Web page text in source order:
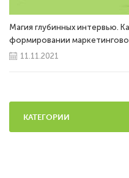
Магия глубинных интервью.
формировании
11.11.2021
КАТЕГОРИИ